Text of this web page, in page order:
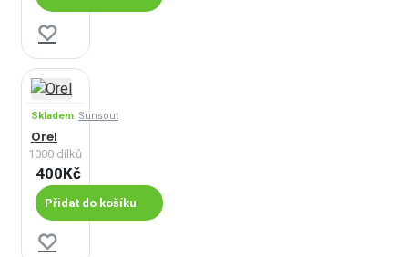
Skladem Sunsout
Orel
1000 dílků
400Kč
Přidat do košíku